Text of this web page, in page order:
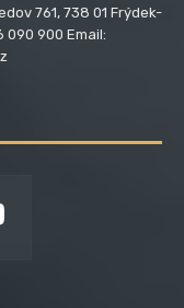
761, 738 01 Frýdek-
090 900 Email: